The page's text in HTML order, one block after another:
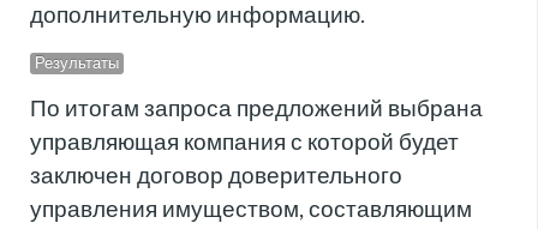
дополнительную информацию.
Результаты
По итогам запроса предложений выбрана
управляющая компания с которой будет
заключен договор доверительного
управления имуществом, составляющим